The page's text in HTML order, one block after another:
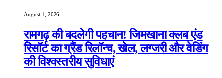
August 1, 2026
रामगढ़ की बदलेगी पहचान! जिमखाना क्लब एंड
रिसॉर्ट का ग्रैंड रिलॉन्च, खेल, लग्जरी और वेडिंग
की विश्वस्तरीय सुविधाएं